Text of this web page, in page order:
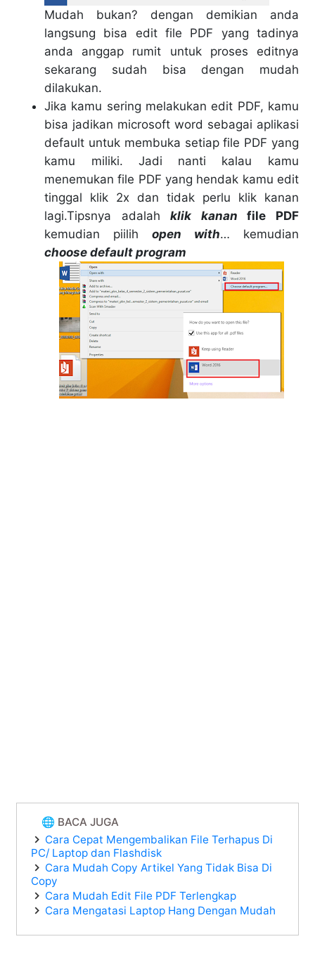
Mudah bukan? dengan demikian anda
langsung bisa edit file PDF yang tadinya
anda anggap rumit untuk proses editnya
sekarang sudah bisa dengan mudah
dilakukan.
Jika kamu sering melakukan edit PDF, kamu
bisa jadikan microsoft word sebagai aplikasi
default untuk membuka setiap file PDF yang
kamu miliki. Jadi nanti kalau kamu
menemukan file PDF yang hendak kamu edit
tinggal klik 2x dan tidak perlu klik kanan
lagi.Tipsnya adalahklik kanan file PDF
kemudian piilih open with… kemudian
choose default program
🌐 BACA JUGA
Cara Cepat Mengembalikan File Terhapus Di
PC/ Laptop dan Flashdisk
Cara Mudah Copy Artikel Yang Tidak Bisa Di
Copy
Cara Mudah Edit File PDF Terlengkap
Cara Mengatasi Laptop Hang Dengan Mudah